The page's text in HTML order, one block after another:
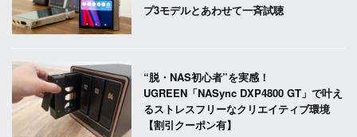
プ3モデルとあわせて一斉試聴
“脱・NAS初心者”を実感！
UGREEN「NASync DXP4800 GT」で叶え
るストレスフリーなクリエイティブ環境
【割引クーポン有】